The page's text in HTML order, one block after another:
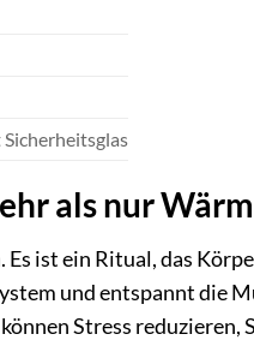
als nur
ist ein Ritual, das
und entspannt die
Stress